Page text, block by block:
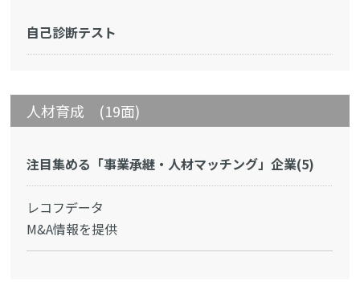
自己診断テスト
人材育成 (19面)
注目集める「事業承継・人材マッチング」企業(5)
レコフデータ
M&A情報を提供